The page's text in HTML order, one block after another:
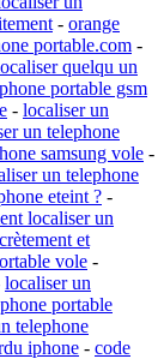
- orange
portable.com -
quelqu un
portable gsm
- localiser un
un telephone
samsung vole -
un telephone
eteint ? -
localiser un
et
vole -
localiser un
portable
telephone
iphone - code